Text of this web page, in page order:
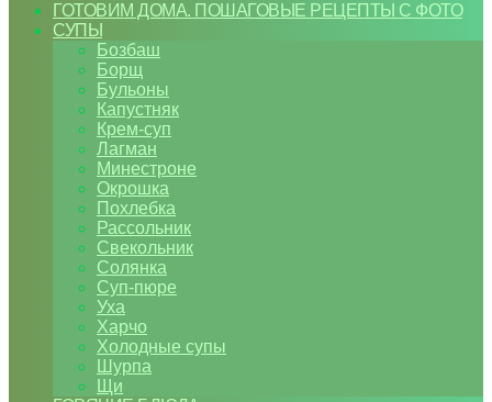
ГОТОВИМ ДОМА. ПОШАГОВЫЕ РЕЦЕПТЫ С ФОТО
СУПЫ
Бозбаш
Борщ
Бульоны
Капустняк
Крем-суп
Лагман
Минестроне
Окрошка
Похлебка
Рассольник
Свекольник
Солянка
Суп-пюре
Уха
Харчо
Холодные супы
Шурпа
Щи